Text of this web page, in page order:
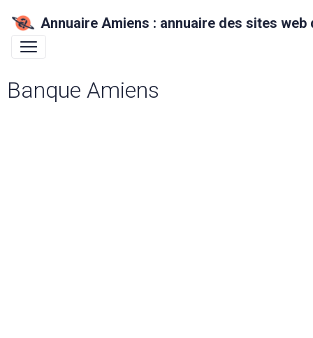
Annuaire Amiens : annuaire des sites
Banque Amiens